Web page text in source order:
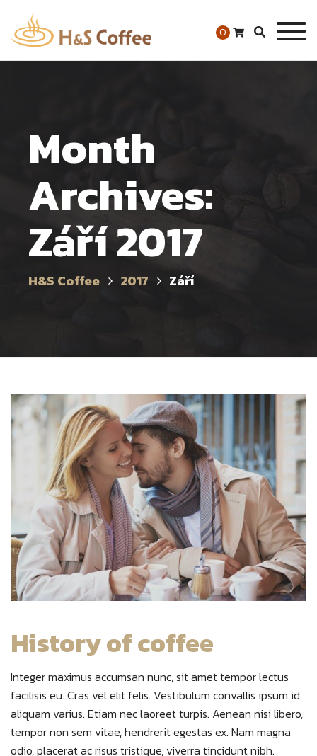
0
Month
Archives:
Září 2017
H&S Coffee 2017 Září
History of coffee
Integer maximus accumsan nunc, sit amet tempor lectus
facilisis eu. Cras vel elit felis. Vestibulum convallis ipsum id
aliquam varius. Etiam nec laoreet turpis. Aenean nisi libero,
tempor non sem vitae, hendrerit egestas ex. Nam magna
odio, placerat ac risus tristique, viverra tincidunt nibh.